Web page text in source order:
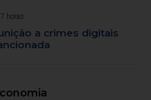
7 horas
a crimes digitais